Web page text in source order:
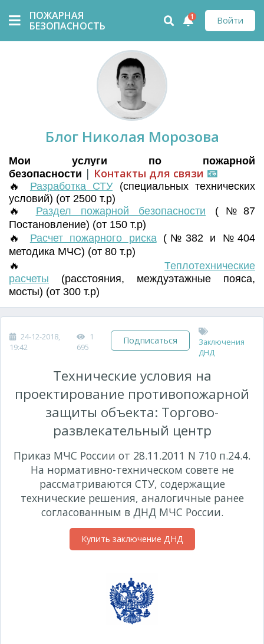
ПОЖАРНАЯ
БЕЗОПАСНОСТЬ
Войти
1
Блог Николая Морозова
Мои услуги по пожарной
безопасности | Контакты для связи 📧
🔥 Разработка СТУ (специальных технических
условий) (от 2500 т.р)
🔥 Раздел пожарной безопасности (№87
Постановление) (от 150 т.р)
🔥 Расчет пожарного риска(№382 и №404
методика МЧС) (от 80 т.р)
🔥 Теплотехнические
расчеты (расстояния, междуэтажные пояса,
мосты) (от 300 т.р)
24-12-2018,
19:42
1
695
Подписаться
Заключения
ДНД
Технические условия на
проектирование противопожарной
защиты объекта: Торгово-
развлекательный центр
Приказ МЧС России от 28.11.2011 N 710 п.24.4.
На нормативно-техническом совете не
рассматриваются СТУ, содержащие
технические решения, аналогичные ранее
согласованным в ДНД МЧС России.
Купить заключение ДНД